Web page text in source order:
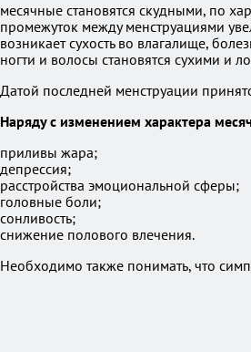
месячные становятся скудными, по
промежуток между менструациями
возникает сухость во влагалище,
ногти и волосы становятся сухими и
Датой последней менструации
Наряду с изменением характера
приливы жара;
депрессия;
расстройства эмоциональной сферы;
головные боли;
сонливость;
снижение полового влечения.
Необходимо также понимать, что